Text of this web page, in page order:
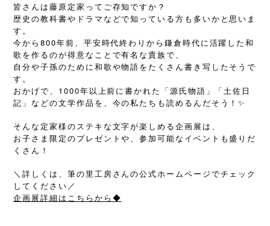
皆さんは藤原定家ってご存知ですか？
歴史の教科書やドラマなどで知っている方も多いかと思いま
す。
今から800年前、平安時代終わりから鎌倉時代に活躍した和
歌を作るのが得意なことで有名な貴族で、
自分や子孫のために和歌や物語をたくさん書き写したそうで
す。
おかげで、1000年以上前に書かれた「源氏物語」「土佐日
記」などの文学作品を、今の私たちも読めるんだそう！✨
そんな定家様のステキな文字が楽しめる企画展は、
お子さま限定のプレゼントや、参加可能なイベントも盛りだ
くさん！
＼詳しくは、筆の里工房さんの公式ホームページでチェック
してください／
企画展詳細はこちらから◆